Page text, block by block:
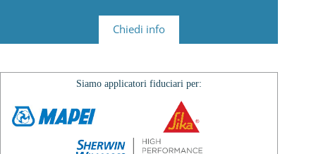
Chiedi info
Siamo applicatori fiduciari per: